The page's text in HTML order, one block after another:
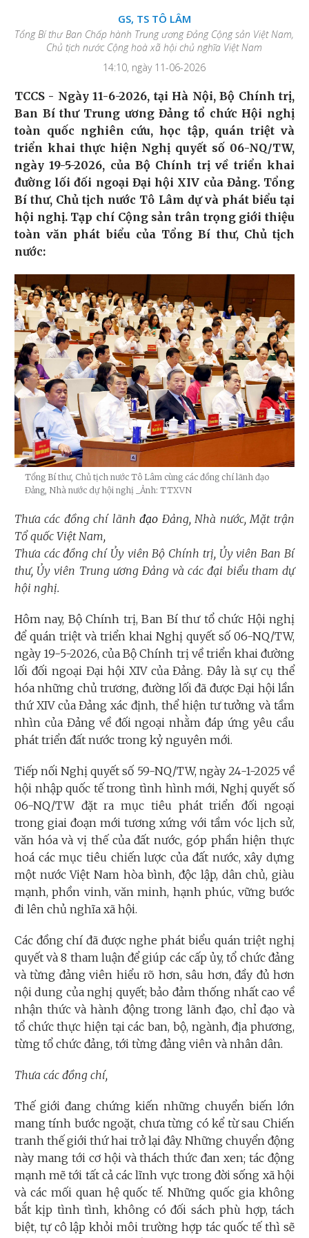
GS, TS TÔ LÂM
Tổng Bí thư Ban Chấp hành Trung ương Đảng Cộng sản Việt Nam,
Chủ tịch nước Cộng hoà xã hội chủ nghĩa Việt Nam
14:10, ngày 11-06-2026
TCCS - Ngày 11-6-2026, tại Hà Nội, Bộ Chính trị,
Ban Bí thư Trung ương Đảng tổ chức Hội nghị
toàn quốc nghiên cứu, học tập, quán triệt và
triển khai thực hiện Nghị quyết số 06-NQ/TW,
ngày 19-5-2026, của Bộ Chính trị về triển khai
đường lối đối ngoại Đại hội XIV của Đảng. Tổng
Bí thư, Chủ tịch nước Tô Lâm dự và phát biểu tại
hội nghị. Tạp chí Cộng sản trân trọng giới thiệu
toàn văn phát biểu của Tổng Bí thư, Chủ tịch
nước:
Tổng Bí thư, Chủ tịch nước Tô Lâm cùng các đồng chí lãnh đạo
Đảng, Nhà nước dự hội nghị
_Ảnh: TTXVN
Thưa các đồng chí lãnh đạo Đảng, Nhà nước, Mặt trận
Tổ quốc Việt Nam,
Thưa các đồng chí Ủy viên Bộ Chính trị, Ủy viên Ban Bí
thư, Ủy viên Trung ương Đảng và các đại biểu tham dự
hội nghị.
Hôm nay, Bộ Chính trị, Ban Bí thư tổ chức Hội nghị
để quán triệt và triển khai Nghị quyết số 06-NQ/TW,
ngày 19-5-2026, của Bộ Chính trị về triển khai đường
lối đối ngoại Đại hội XIV của Đảng. Đây là sự cụ thể
hóa những chủ trương, đường lối đã được Đại hội lần
thứ XIV của Đảng xác định, thể hiện tư tưởng và tầm
nhìn của Đảng về đối ngoại nhằm đáp ứng yêu cầu
phát triển đất nước trong kỷ nguyên mới.
Tiếp nối Nghị quyết số 59-NQ/TW, ngày 24-1-2025 về
hội nhập quốc tế trong tình hình mới, Nghị quyết số
06-NQ/TW đặt ra mục tiêu phát triển đối ngoại
trong giai đoạn mới tương xứng với tầm vóc lịch sử,
văn hóa và vị thế của đất nước, góp phần hiện thực
hoá các mục tiêu chiến lược của đất nước, xây dựng
một nước Việt Nam hòa bình, độc lập, dân chủ, giàu
mạnh, phồn vinh, văn minh, hạnh phúc, vững bước
đi lên chủ nghĩa xã hội.
Các đồng chí đã được nghe phát biểu quán triệt nghị
quyết và 8 tham luận để giúp các cấp ủy, tổ chức đảng
và từng đảng viên hiểu rõ hơn, sâu hơn, đầy đủ hơn
nội dung của nghị quyết; bảo đảm thống nhất cao về
nhận thức và hành động trong lãnh đạo, chỉ đạo và
tổ chức thực hiện tại các ban, bộ, ngành, địa phương,
từng tổ chức đảng, tới từng đảng viên và nhân dân.
Thưa các đồng chí,
Thế giới đang chứng kiến những chuyển biến lớn
mang tính bước ngoặt, chưa từng có kể từ sau Chiến
tranh thế giới thứ hai trở lại đây. Những chuyển động
này mang tới cơ hội và thách thức đan xen; tác động
mạnh mẽ tới tất cả các lĩnh vực trong đời sống xã hội
và các mối quan hệ quốc tế. Những quốc gia không
bắt kịp tình tình, không có đối sách phù hợp, tách
biệt, tự cô lập khỏi môi trường hợp tác quốc tế thì sẽ